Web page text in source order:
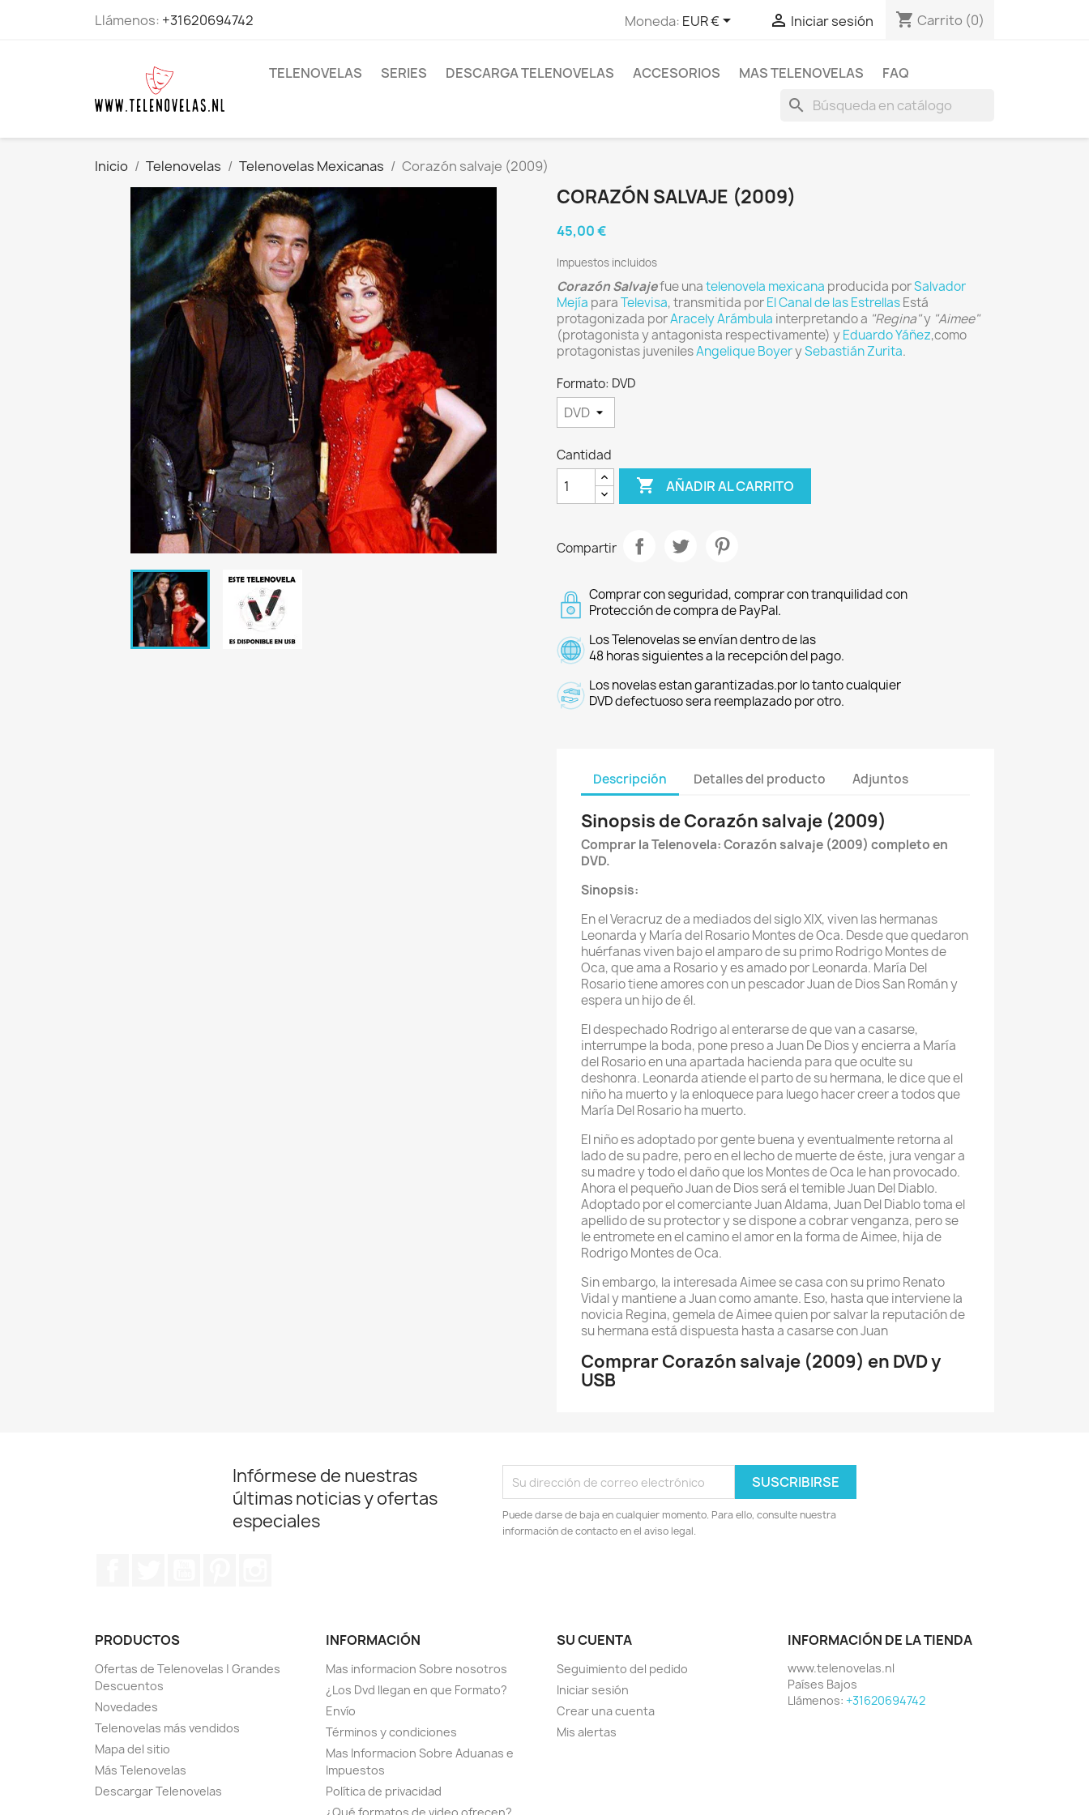
Llámenos: +31620694742 Moneda: EUR €  Iniciar sesión shopping_cart Carrito (0)
TELENOVELAS SERIES DESCARGA TELENOVELAS ACCESORIOS MAS TELENOVELAS FAQ
search
Inicio Telenovelas Telenovelas Mexicanas Corazón salvaje (2009)
CORAZÓN SALVAJE (2009)
45,00 €
Impuestos incluidos
Corazón Salvajefue unatelenovela mexicana producida porSalvador
Mejía paraTelevisa, transmitida porEl Canal de las EstrellasEstá
protagonizada porAracely Arámbula interpretando a "Regina"y "Aimee"
(protagonista y antagonista respectivamente) yEduardo Yáñez,como
protagonistas juvenilesAngelique BoyerySebastián Zurita.
Formato: DVD
Cantidad
 AÑADIR AL CARRITO
Compartir
Comprar con seguridad, comprar con tranquilidad con
Protección de compra de PayPal.
Los Telenovelas se envían dentro de las
48 horas siguientes a la recepción del pago.
Los novelas estan garantizadas.por lo tanto cualquier
DVD defectuoso sera reemplazado por otro.
Descripción Detalles del producto Adjuntos
Sinopsis de Corazón salvaje (2009)
Comprar la Telenovela: Corazón salvaje (2009) completo en
DVD.
Sinopsis:
En el Veracruz de a mediados del siglo XIX, viven las hermanas
Leonarda y María del Rosario Montes de Oca. Desde que quedaron
huérfanas viven bajo el amparo de su primo Rodrigo Montes de
Oca, que ama a Rosario y es amado por Leonarda. María Del
Rosario tiene amores con un pescador Juan de Dios San Román y
espera un hijo de él.
El despechado Rodrigo al enterarse de que van a casarse,
interrumpe la boda, pone preso a Juan De Dios y encierra a María
del Rosario en una apartada hacienda para que oculte su
deshonra. Leonarda atiende el parto de su hermana, le dice que el
niño ha muerto y la enloquece para luego hacer creer a todos que
María Del Rosario ha muerto.
El niño es adoptado por gente buena y eventualmente retorna al
lado de su padre, pero en el lecho de muerte de éste, jura vengar a
su madre y todo el daño que los Montes de Oca le han provocado.
Ahora el pequeño Juan de Dios será el temible Juan Del Diablo.
Adoptado por el comerciante Juan Aldama, Juan Del Diablo toma el
apellido de su protector y se dispone a cobrar venganza, pero se
le entromete en el camino el amor en la forma de Aimee, hija de
Rodrigo Montes de Oca.
Sin embargo, la interesada Aimee se casa con su primo Renato
Vidal y mantiene a Juan como amante. Eso, hasta que interviene la
novicia Regina, gemela de Aimee quien por salvar la reputación de
su hermana está dispuesta hasta a casarse con Juan
Comprar Corazón salvaje (2009) en DVD y
USB
Infórmese de nuestras
últimas noticias y ofertas
especiales
Puede darse de baja en cualquier momento. Para ello, consulte nuestra
información de contacto en el aviso legal.
PRODUCTOS
Ofertas de Telenovelas | Grandes
Descuentos
Novedades
Telenovelas más vendidos
Mapa del sitio
Más Telenovelas
Descargar Telenovelas
INFORMACIÓN
Mas informacion Sobre nosotros
¿Los Dvd llegan en que Formato?
Envío
Términos y condiciones
Mas Informacion Sobre Aduanas e
Impuestos
Política de privacidad
SU CUENTA
Seguimiento del pedido
Iniciar sesión
Crear una cuenta
Mis alertas
INFORMACIÓN DE LA TIENDA
www.telenovelas.nl
Países Bajos
Llámenos: +31620694742